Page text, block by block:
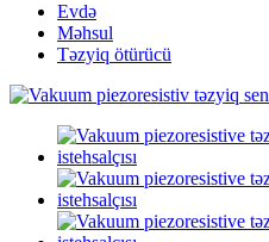
Evdə
Məhsul
Təzyiq ötürücü